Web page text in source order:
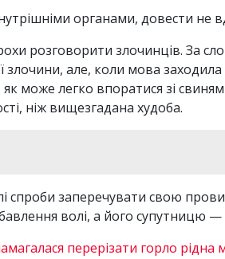
органами, довести не
розговорити злочинців. За
але, коли мова заходила
легко впоратися зі
ніж вищезгадана худоба.
заперечувати свою
волі, а його супутницю
перерізати горло рідна